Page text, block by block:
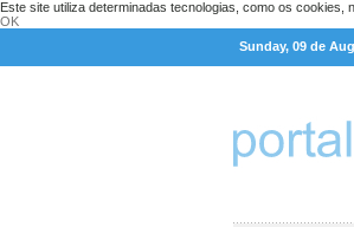
Este site utiliza determinadas tecnologias, como os
OK
Sunday, 09 de